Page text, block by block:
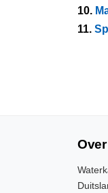
10.
11.